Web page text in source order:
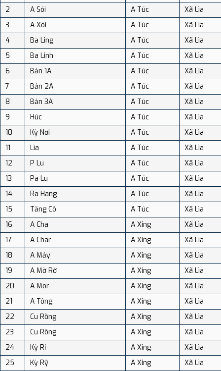
2
A Sói A Túc
Xã Lìa
3
A Xói A Túc
Xã Lìa
4
Ba Ling A Túc
Xã Lìa
5
Ba Linh A Túc
Xã Lìa
6
Bản 1A A Túc
Xã Lìa
7
Bản 2A A Túc
Xã Lìa
8
Bản 3A A Túc
Xã Lìa
9
Húc A Túc
Xã Lìa
10
Kỳ Nơi A Túc
Xã Lìa
11
Lìa A Túc
Xã Lìa
12
P Lu A Túc
Xã Lìa
13
Pa Lu A Túc
Xã Lìa
14
Ra Hang A Túc
Xã Lìa
15
Tăng Cô A Túc
Xã Lìa
16
A Cha A Xing
Xã Lìa
17
A Char A Xing
Xã Lìa
18
A Mảy A Xing
Xã Lìa
19
A Mờ Rờ A Xing
Xã Lìa
20
A Mor A Xing
Xã Lìa
21
A Tông A Xing
Xã Lìa
22
Cu Rồng A Xing
Xã Lìa
23
Cu Rông A Xing
Xã Lìa
24
Kỳ Rỉ A Xing
Xã Lìa
25
Kỳ Rỹ A Xing Xã Lìa